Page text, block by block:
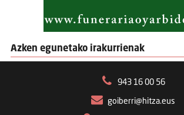
Azken egunetako irakurrienak
943 16 00 56
goiberri@hitza.eus